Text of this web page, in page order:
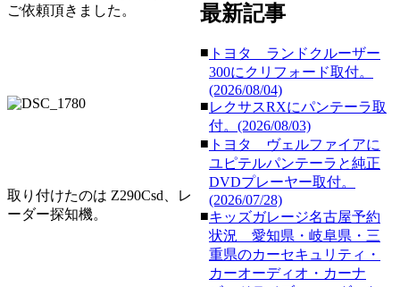
ご依頼頂きました。
取り付けたのは Z290Csd、レ
ーダー探知機。
最新記事
■ トヨタ ランドクルーザー
300にクリフォード取付。
(2026/08/04)
■レクサスRXにパンテーラ取
付。(2026/08/03)
■ トヨタ ヴェルファイアに
ユピテルパンテーラと純正
DVDプレーヤー取付。
(2026/07/28)
■キッズガレージ名古屋予約
状況 愛知県・岐阜県・三
重県のカーセキュリティ・
カーオーディオ・カーナ